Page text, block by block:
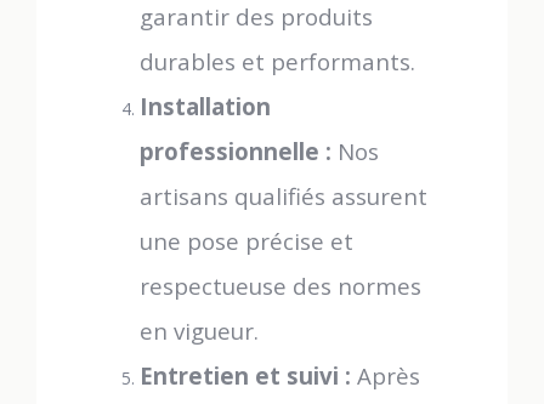
garantir des produits
durables et performants.
Installation
professionnelle : Nos
artisans qualifiés assurent
une pose précise et
respectueuse des normes
en vigueur.
Entretien et suivi : Après